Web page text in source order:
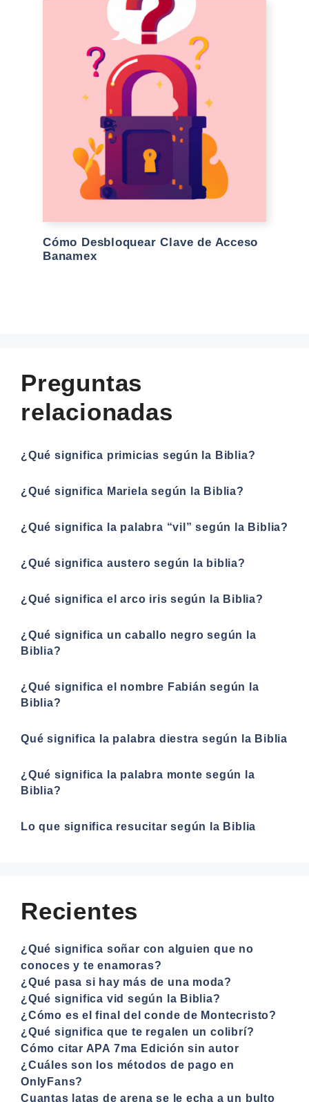
Cómo Desbloquear Clave de Acceso
Banamex
Preguntas
relacionadas
¿Qué significa primicias según la Biblia?
¿Qué significa Mariela según la Biblia?
¿Qué significa la palabra “vil” según la Biblia?
¿Qué significa austero según la biblia?
¿Qué significa el arco iris según la Biblia?
¿Qué significa un caballo negro según la
Biblia?
¿Qué significa el nombre Fabián según la
Biblia?
Qué significa la palabra diestra según la Biblia
¿Qué significa la palabra monte según la
Biblia?
Lo que significa resucitar según la Biblia
Recientes
¿Qué significa soñar con alguien que no
conoces y te enamoras?
¿Qué pasa si hay más de una moda?
¿Qué significa vid según la Biblia?
¿Cómo es el final del conde de Montecristo?
¿Qué significa que te regalen un colibrí?
Cómo citar APA 7ma Edición sin autor
¿Cuáles son los métodos de pago en
OnlyFans?
Cuantas latas de arena se le echa a un bulto